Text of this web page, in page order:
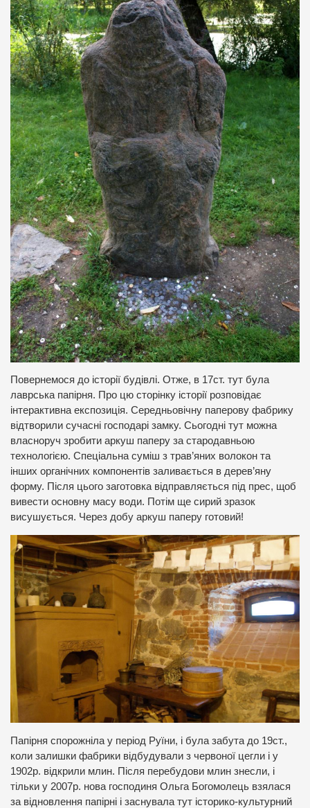
Повернемося до історії будівлі. Отже, в 17ст. тут була
лаврська папірня. Про цю сторінку історії розповідає
інтерактивна експозиція. Середньовічну паперову фабрику
відтворили сучасні господарі замку. Сьогодні тут можна
власноруч зробити аркуш паперу за стародавньою
технологією. Спеціальна суміш з трав’яних волокон та
інших органічних компонентів заливається в дерев’яну
форму. Після цього заготовка відправляється під прес, щоб
вивести основну масу води. Потім ще сирий зразок
висушується. Через добу аркуш паперу готовий!
Папірня спорожніла у період Руїни, і була забута до 19ст.,
коли залишки фабрики відбудували з червоної цегли і у
1902р. відкрили млин. Після перебудови млин знесли, і
тільки у 2007р. нова господиня Ольга Богомолець взялася
за відновлення папірні і заснувала тут історико-культурний